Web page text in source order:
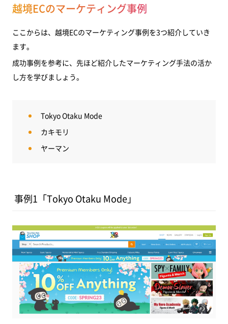
越境ECのマーケティング事例
ここからは、越境ECのマーケティング事例を3つ紹介していき
ます。
成功事例を参考に、先ほど紹介したマーケティング手法の活か
し方を学びましょう。
Tokyo Otaku Mode
カキモリ
ヤーマン
事例1「Tokyo Otaku Mode」